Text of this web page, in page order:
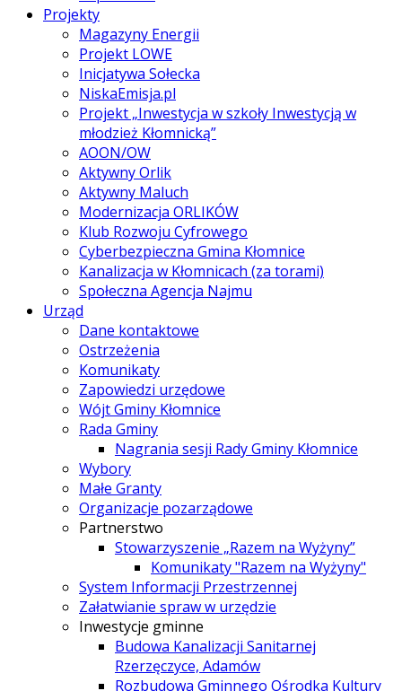
Projekty
Magazyny Energii
Projekt LOWE
Inicjatywa Sołecka
NiskaEmisja.pl
Projekt „Inwestycja w szkoły Inwestycją w
młodzież Kłomnicką”
AOON/OW
Aktywny Orlik
Aktywny Maluch
Modernizacja ORLIKÓW
Klub Rozwoju Cyfrowego
Cyberbezpieczna Gmina Kłomnice
Kanalizacja w Kłomnicach (za torami)
Społeczna Agencja Najmu
Urząd
Dane kontaktowe
Ostrzeżenia
Komunikaty
Zapowiedzi urzędowe
Wójt Gminy Kłomnice
Rada Gminy
Nagrania sesji Rady Gminy Kłomnice
Wybory
Małe Granty
Organizacje pozarządowe
Partnerstwo
Stowarzyszenie „Razem na Wyżyny”
Komunikaty "Razem na Wyżyny"
System Informacji Przestrzennej
Załatwianie spraw w urzędzie
Inwestycje gminne
Budowa Kanalizacji Sanitarnej
Rzerzęczyce, Adamów
Rozbudowa Gminnego Ośrodka Kultury